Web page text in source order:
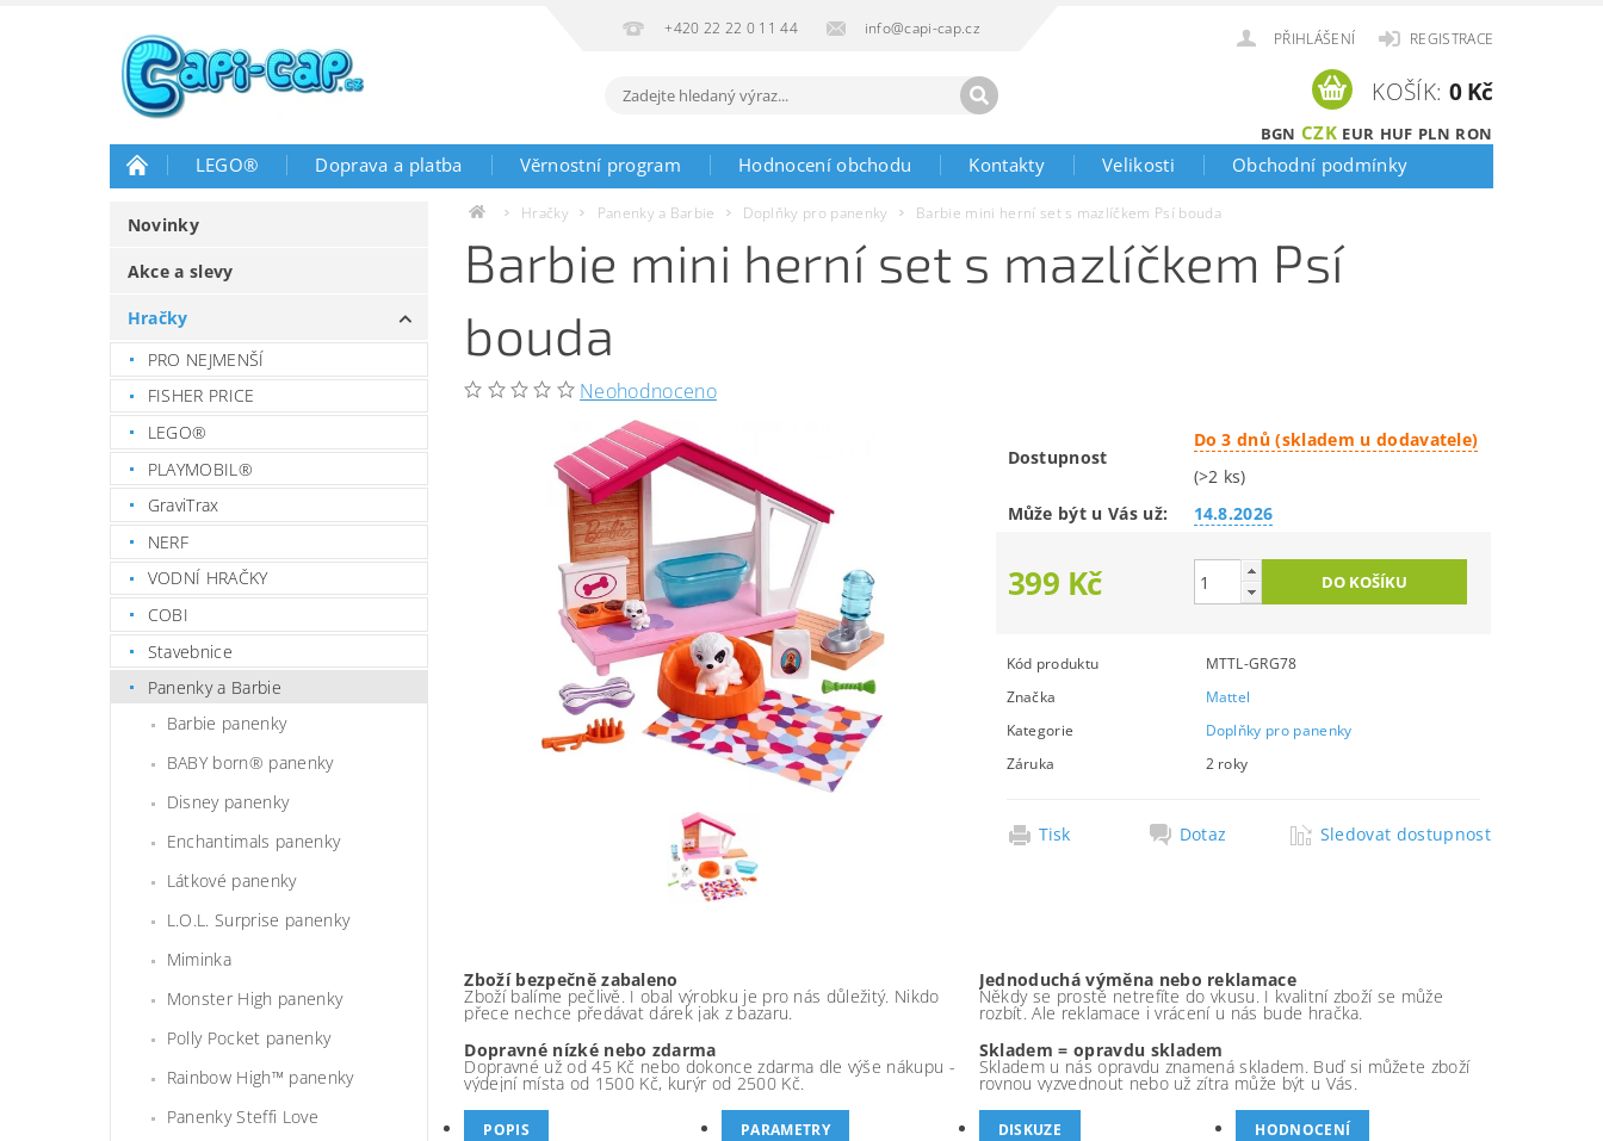
+420 22 22 0 11 44 info@capi-cap.cz
PŘIHLÁŠENÍ REGISTRACE
BGN CZK EUR HUF PLN RON
KOŠÍK: 0 Kč
LEGO® Doprava a platba Věrnostní program Hodnocení obchodu Kontakty Velikosti Obchodní podmínky
Novinky
Akce a slevy
Hračky
PRO NEJMENŠÍ
FISHER PRICE
LEGO®
PLAYMOBIL®
GraviTrax
NERF
VODNÍ HRAČKY
COBI
Stavebnice
Panenky a Barbie
Barbie panenky
BABY born® panenky
Disney panenky
Enchantimals panenky
Látkové panenky
L.O.L. Surprise panenky
Miminka
Monster High panenky
Polly Pocket panenky
Rainbow High™ panenky
Panenky Steffi Love
Hračky Panenky a Barbie Doplňky pro panenky Barbie mini herní set s mazlíčkem Psí bouda
Barbie mini herní set s mazlíčkem Psí
bouda
Neohodnoceno
Dostupnost
Do 3 dnů (skladem u dodavatele)
(>2 ks)
Může být u Vás už:
14.8.2026
399 Kč
Kód produktu
MTTL-GRG78
Značka
Mattel
Kategorie
Doplňky pro panenky
Záruka
2 roky
Tisk Dotaz Sledovat dostupnost
Zboží bezpečně zabaleno
Zboží balíme pečlivě. I obal výrobku je pro nás důležitý. Nikdo
přece nechce předávat dárek jak z bazaru.
Jednoduchá výměna nebo reklamace
Někdy se prostě netrefíte do vkusu. I kvalitní zboží se může
rozbít. Ale reklamace i vrácení u nás bude hračka.
Dopravné nízké nebo zdarma
Dopravné už od 45 Kč nebo dokonce zdarma dle výše nákupu -
výdejní místa od 1500 Kč, kurýr od 2500 Kč.
Skladem = opravdu skladem
Skladem u nás opravdu znamená skladem. Buď si můžete zboží
rovnou vyzvednout nebo už zítra může být u Vás.
POPIS PARAMETRY DISKUZE HODNOCENÍ